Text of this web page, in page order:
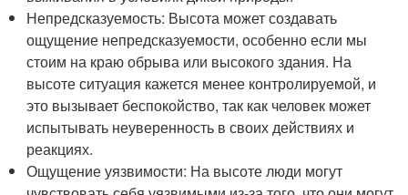
Непредсказуемость: Высота может создавать
ощущение непредсказуемости, особенно если мы
стоим на краю обрыва или высокого здания. На
высоте ситуация кажется менее контролируемой, и
это вызывает беспокойство, так как человек может
испытывать неуверенность в своих действиях и
реакциях.
Ощущение уязвимости: На высоте люди могут